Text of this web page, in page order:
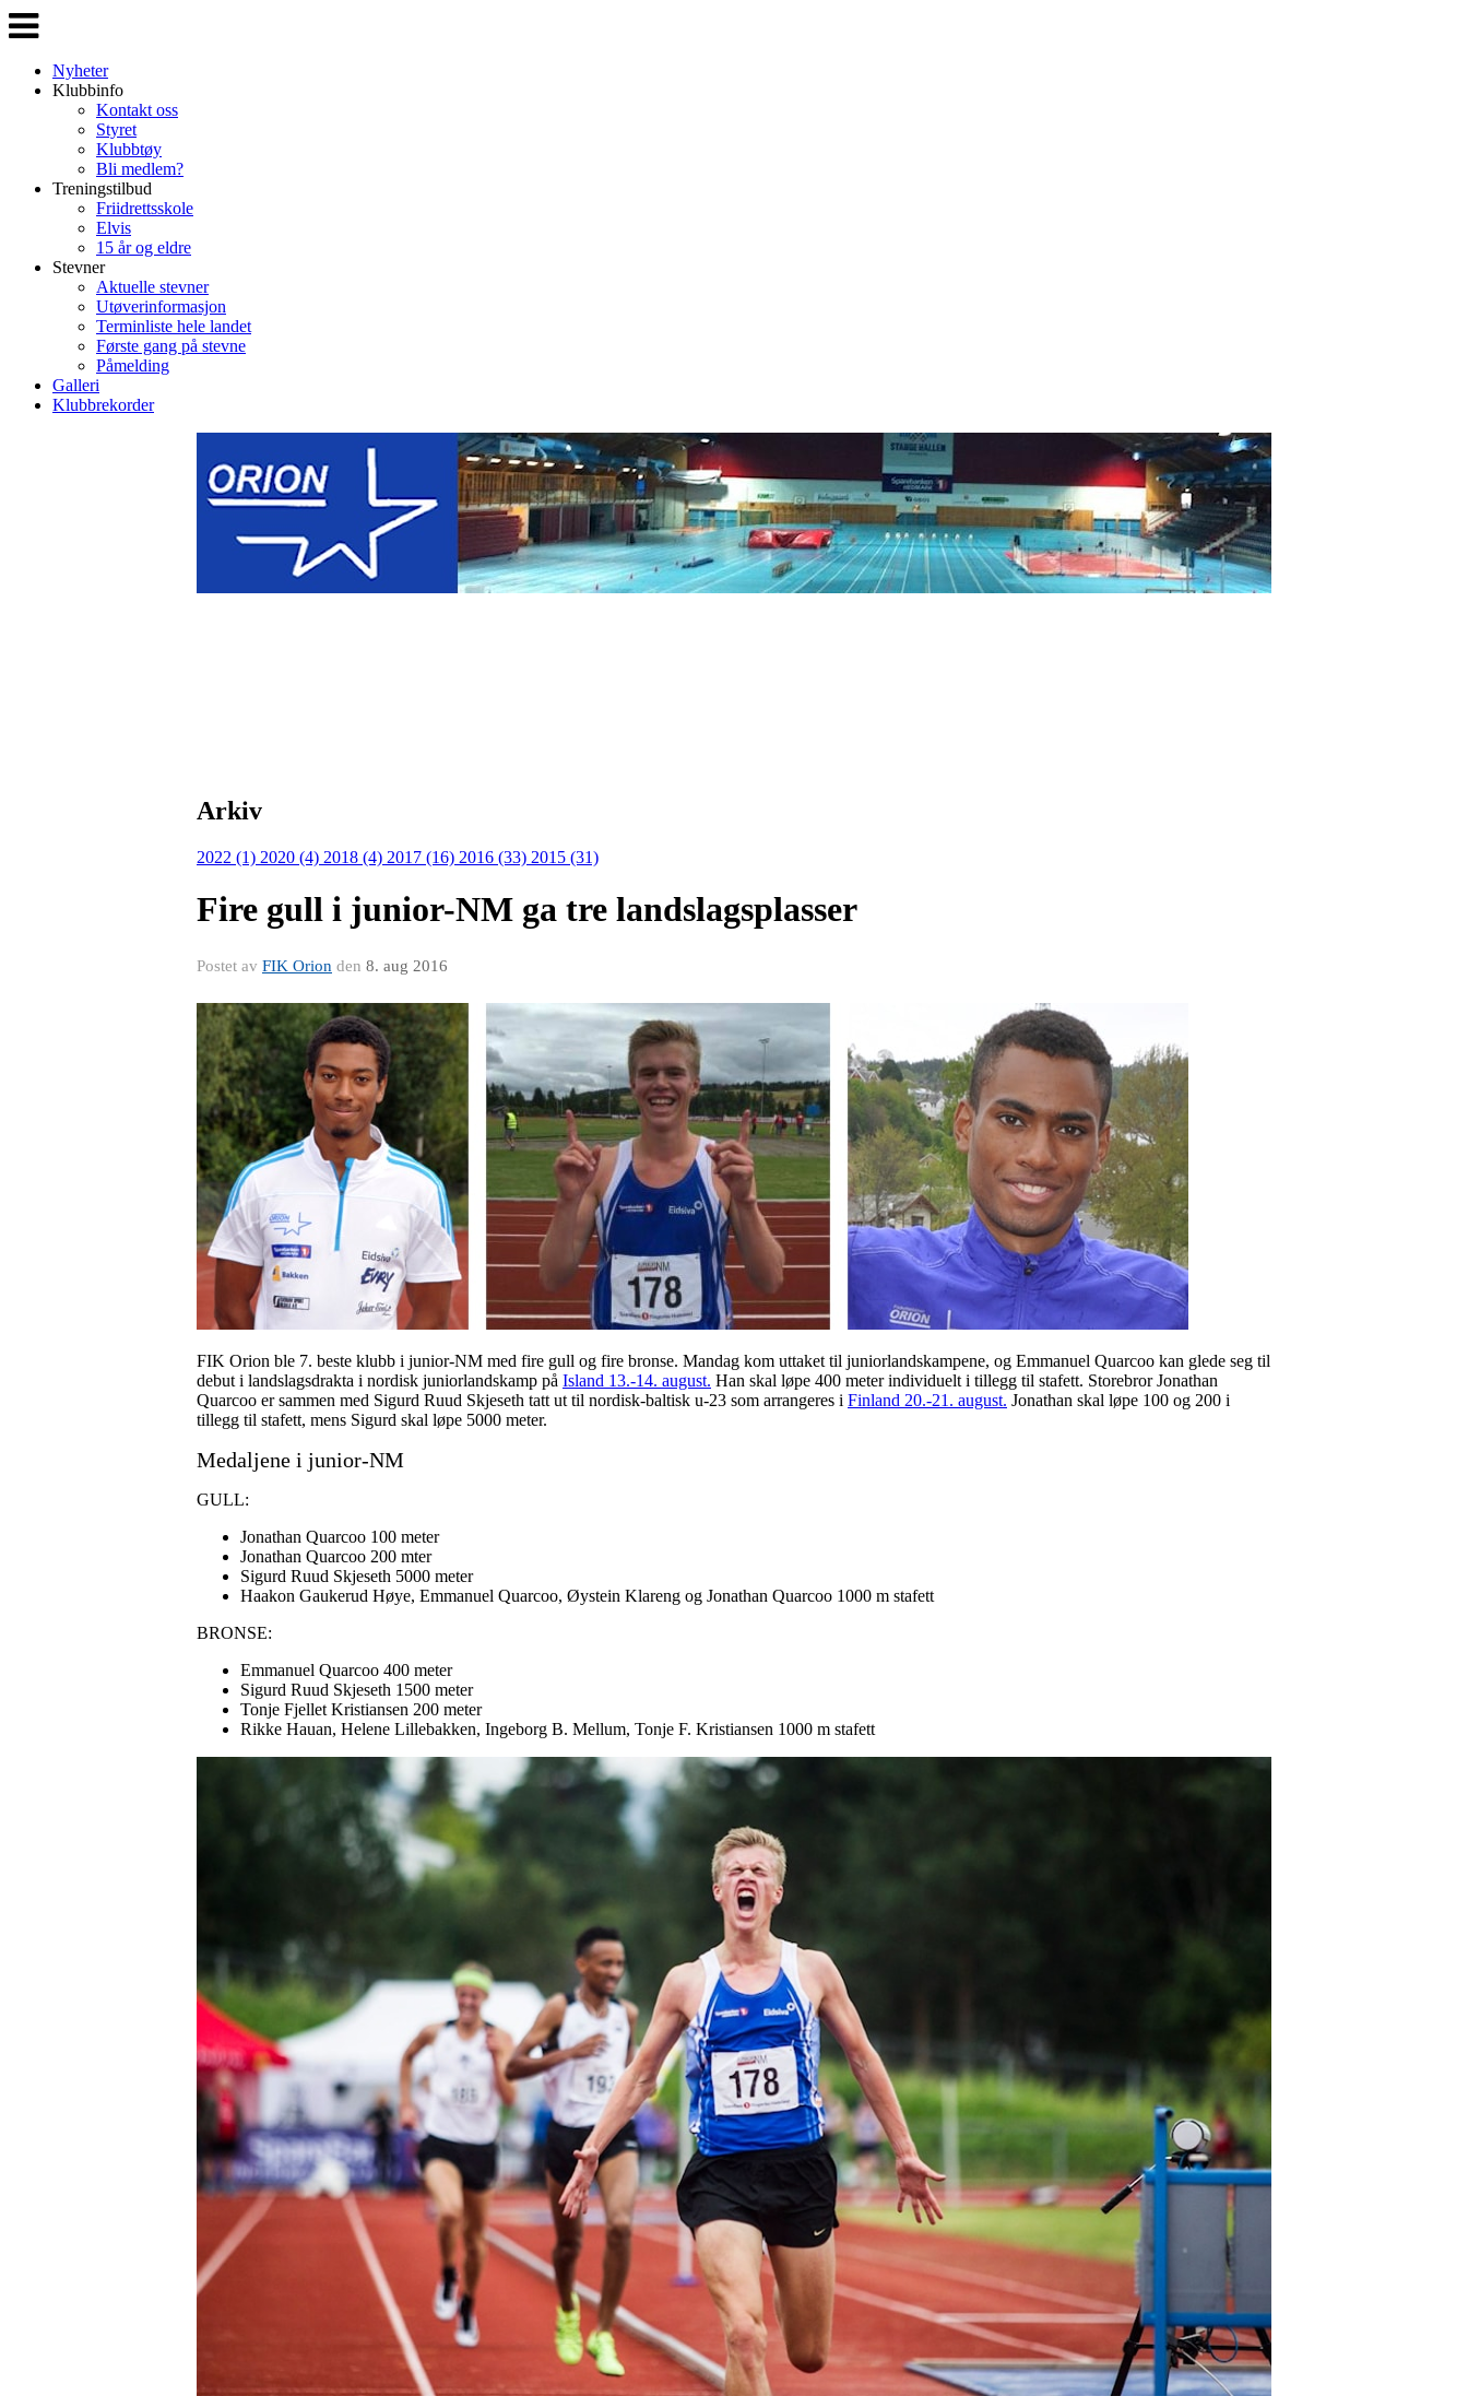
Veksle
navigasjon
Nyheter
Klubbinfo
Kontakt oss
Styret
Klubbtøy
Bli medlem?
Treningstilbud
Friidrettsskole
Elvis
15 år og eldre
Stevner
Aktuelle stevner
Utøverinformasjon
Terminliste hele landet
Første gang på stevne
Påmelding
Galleri
Klubbrekorder
Arkiv
2022 (1) 2020 (4) 2018 (4) 2017 (16) 2016 (33) 2015 (31)
Fire gull i junior-NM ga tre landslagsplasser
Postet av FIK Orion den 8. aug 2016
FIK Orion ble 7. beste klubb i junior-NM med fire gull og fire bronse. Mandag kom uttaket til juniorlandskampene, og Emmanuel Quarcoo kan glede seg til
debut i landslagsdrakta i nordisk juniorlandskamp på Island 13.-14. august. Han skal løpe 400 meter individuelt i tillegg til stafett. Storebror Jonathan
Quarcoo er sammen med Sigurd Ruud Skjeseth tatt ut til nordisk-baltisk u-23 som arrangeres i Finland 20.-21. august. Jonathan skal løpe 100 og 200 i
tillegg til stafett, mens Sigurd skal løpe 5000 meter.
Medaljene i junior-NM
GULL:
Jonathan Quarcoo 100 meter
Jonathan Quarcoo 200 mter
Sigurd Ruud Skjeseth 5000 meter
Haakon Gaukerud Høye, Emmanuel Quarcoo, Øystein Klareng og Jonathan Quarcoo 1000 m stafett
BRONSE:
Emmanuel Quarcoo 400 meter
Sigurd Ruud Skjeseth 1500 meter
Tonje Fjellet Kristiansen 200 meter
Rikke Hauan, Helene Lillebakken, Ingeborg B. Mellum, Tonje F. Kristiansen 1000 m stafett